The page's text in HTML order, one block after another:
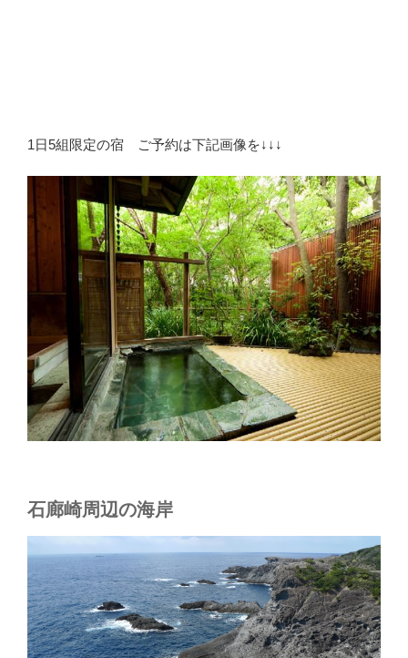
1日5組限定の宿 ご予約は下記画像を↓↓↓
石廊崎周辺の海岸